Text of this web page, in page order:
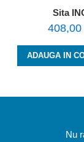
Sita
408,00
ADAUGA IN
Nu